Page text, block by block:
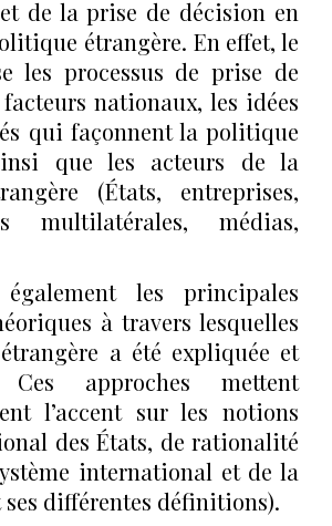
de la prise de décision en
étrangère. En effet, le
les processus de prise de
nationaux, les idées
qui façonnent la politique
que les acteurs de la
(États, entreprises,
multilatérales, médias,
les principales
à travers lesquelles
a été expliquée et
Ces approches mettent
l’accent sur les notions
des États, de rationalité
international et de la
ses différentes définitions).